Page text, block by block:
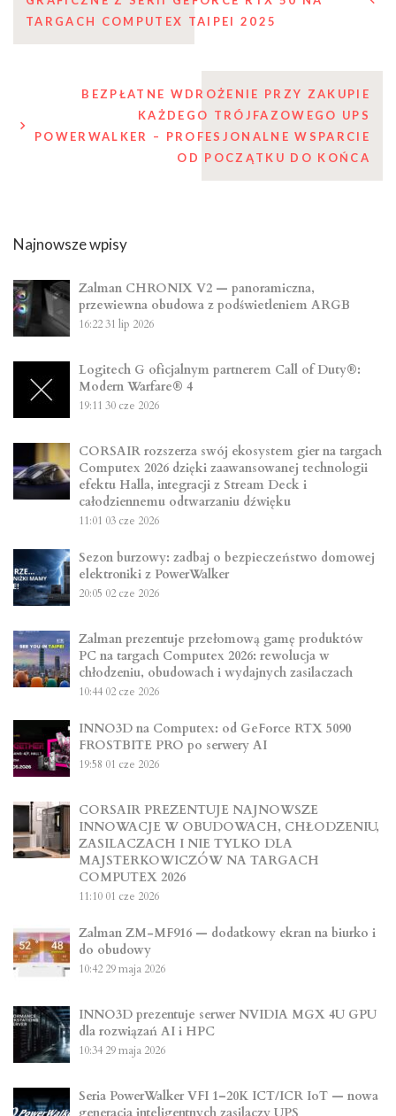
wpisu
TARGACH COMPUTEX TAIPEI 2025
BEZPŁATNE WDROŻENIE PRZY ZAKUPIE
KAŻDEGO TRÓJFAZOWEGO UPS
POWERWALKER – PROFESJONALNE WSPARCIE
OD POCZĄTKU DO KOŃCA
Najnowsze wpisy
Zalman CHRONIX V2 — panoramiczna,
przewiewna obudowa z podświetleniem ARGB
16:2231 lip 2026
Logitech G oficjalnym partnerem Call of Duty®:
Modern Warfare® 4
19:11 30 cze 2026
CORSAIR rozszerza swój ekosystem gier na targach
Computex 2026 dzięki zaawansowanej technologii
efektu Halla, integracji z Stream Deck i
całodziennemu odtwarzaniu dźwięku
11:01 03 cze 2026
Sezon burzowy: zadbaj o bezpieczeństwo domowej
elektroniki z PowerWalker
20:05 02 cze 2026
Zalman prezentuje przełomową gamę produktów
PC na targach Computex 2026: rewolucja w
chłodzeniu, obudowach i wydajnych zasilaczach
10:44 02 cze 2026
INNO3D na Computex: od GeForce RTX 5090
FROSTBITE PRO po serwery AI
19:58 01 cze 2026
CORSAIR PREZENTUJE NAJNOWSZE
INNOWACJE W OBUDOWACH, CHŁODZENIU,
ZASILACZACH I NIE TYLKO DLA
MAJSTERKOWICZÓW NA TARGACH
COMPUTEX 2026
11:10 01 cze 2026
Zalman ZM-MF916 — dodatkowy ekran na biurko i
do obudowy
10:42 29 maja 2026
INNO3D prezentuje serwer NVIDIA MGX 4U GPU
dla rozwiązań AI i HPC
10:34 29 maja 2026
Seria PowerWalker VFI 1–20K ICT/ICR IoT — nowa